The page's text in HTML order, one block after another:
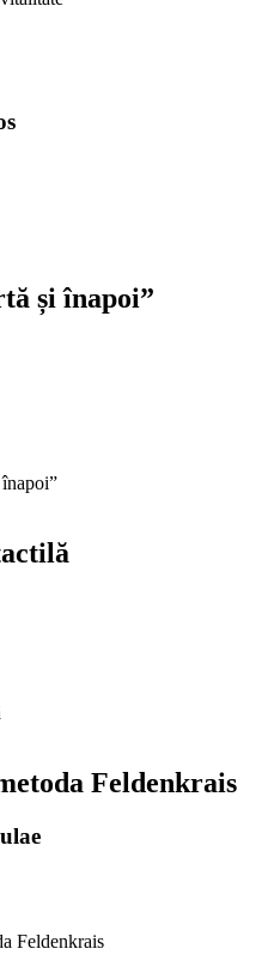
și înapoi”
Feldenkrais